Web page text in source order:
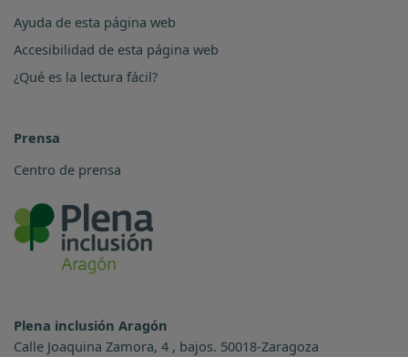
Ayuda de esta página web
Accesibilidad de esta página web
¿Qué es la lectura fácil?
Prensa
Centro de prensa
Plena inclusión Aragón
Calle Joaquina Zamora, 4 , bajos. 50018-Zaragoza